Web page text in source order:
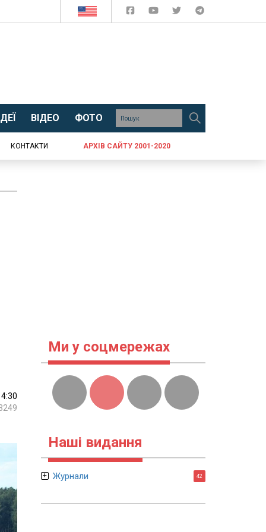
ВІДЕО ФОТО
КОНТАКТИ АРХІВ САЙТУ 2001-2020
Ми у соцмережах
Наші видання
Журнали 42